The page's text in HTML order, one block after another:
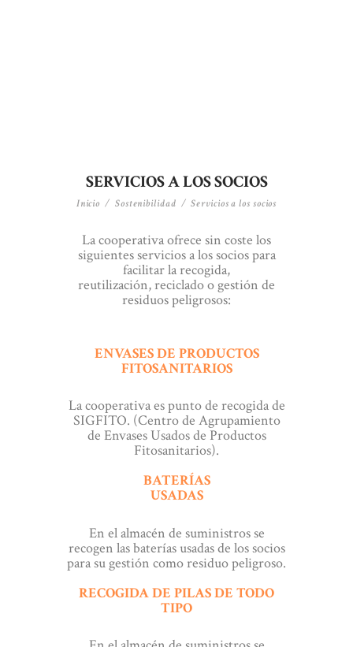
SERVICIOS A LOS SOCIOS
Inicio Sostenibilidad Servicios a los socios
La cooperativa ofrece sin coste los
siguientes servicios a los socios para
facilitar la recogida,
reutilización, reciclado o gestión de
residuos peligrosos:
ENVASES DE PRODUCTOS
FITOSANITARIOS
La cooperativa es punto de recogida de
SIGFITO. (Centro de Agrupamiento
de Envases Usados de Productos
Fitosanitarios).
BATERÍAS
USADAS
En el almacén de suministros se
recogen las baterías usadas de los socios
para su gestión como residuo peligroso.
RECOGIDA DE PILAS DE TODO
TIPO